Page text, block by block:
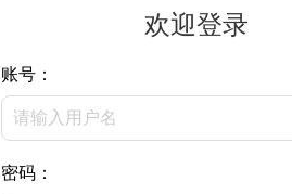
欢迎登录
账号：
密码：